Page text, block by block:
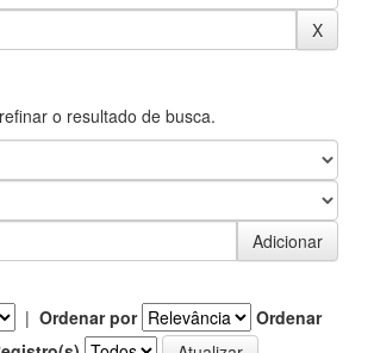
o resultado de busca.
| Ordenar por
Ordenar